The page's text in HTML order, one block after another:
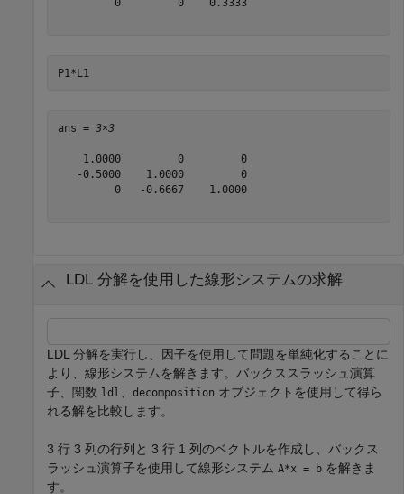
P1*L1
ans = 3×3
    1.0000         0         0
   -0.5000    1.0000         0
         0   -0.6667    1.0000
LDL 分解を使用した線形システムの求解
LDL 分解を実行し、因子を使用して問題を単純化することに
より、線形システムを解きます。バックススラッシュ演算
子、関数 ldl 、 decomposition オブジェクトを使用して得ら
れる解を比較します。
3 行 3 列の行列と 3 行 1 列のベクトルを作成し、バックス
ラッシュ演算子を使用して線形システム A*x = b を解きま
す。